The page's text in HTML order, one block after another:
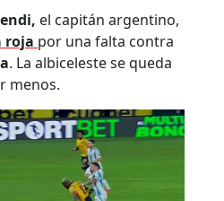
el capitán argentino,
roja por una falta contra
. La albiceleste se queda
menos.